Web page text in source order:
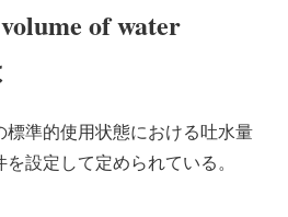
of water
準的使用状態における吐水量
設定して定められている。